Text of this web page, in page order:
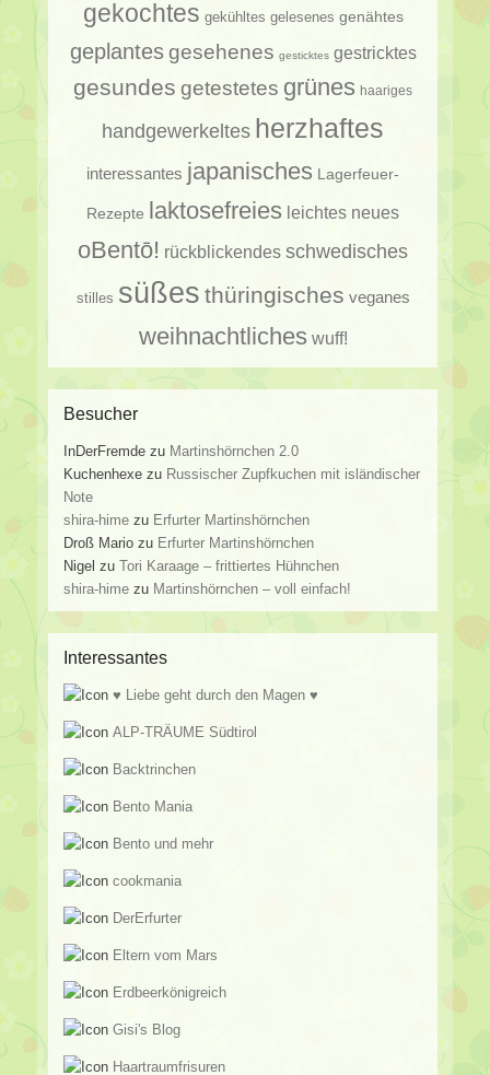
gekochtes gekühltes gelesenes genähtes
geplantesgesehenes gesticktes gestricktes
gesundes getestetes grünes haariges
handgewerkeltes herzhaftes
interessantes japanisches Lagerfeuer-
Rezepte laktosefreies leichtes neues
oBentō! rückblickendes schwedisches
stilles süßes thüringisches veganes
weihnachtliches wuff!
Besucher
InDerFremde zu Martinshörnchen 2.0
Kuchenhexe zu Russischer Zupfkuchen mit isländischer
Note
shira-hime zu Erfurter Martinshörnchen
Droß Mario zu Erfurter Martinshörnchen
Nigel zuTori Karaage – frittiertes Hühnchen
shira-hime zu Martinshörnchen – voll einfach!
Interessantes
♥ Liebe geht durch den Magen ♥
ALP-TRÄUME Südtirol
Backtrinchen
Bento Mania
Bento und mehr
cookmania
DerErfurter
Eltern vom Mars
Erdbeerkönigreich
Gisi's Blog
Haartraumfrisuren